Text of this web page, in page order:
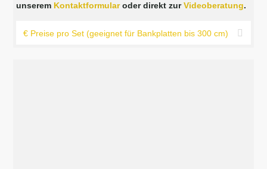
unserem Kontaktformularoder direkt zurVideoberatung.
€ Preise pro Set (geeignet für Bankplatten bis 300 cm)